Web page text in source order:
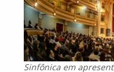
Sinfônica em